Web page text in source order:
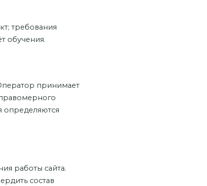
требования
обучения.
принимает
определяются
работы сайта.
состав